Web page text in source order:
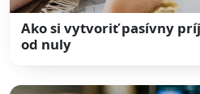
Ako si vytvoriť pasívny
od nuly